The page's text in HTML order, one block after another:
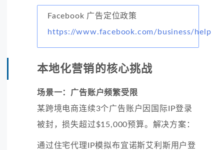
Facebook 广告定位政策
https://www.facebook.com/business/help
本地化营销的核心挑战
场景一：广告账户频繁受限
某跨境电商连续3个广告账户因国际IP登录
被封，损失超过$15,000预算。解决方案：
通过住宅代理IP模拟布宜诺斯艾利斯用户登